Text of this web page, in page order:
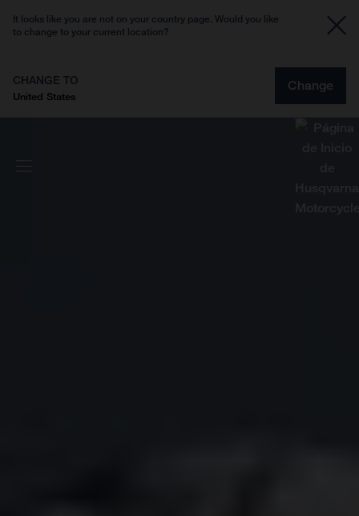
It looks like you are not on your country page. Would you like
to change to your current location?
CHANGE TO
United States
Change